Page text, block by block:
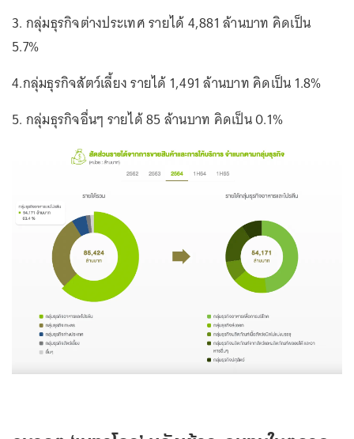
3. กลุ่มธุรกิจต่างประเทศ รายได้ 4,881 ล้านบาท คิดเป็น
5.7%
4.กลุ่มธุรกิจสัตว์เลี้ยง รายได้ 1,491 ล้านบาท คิดเป็น 1.8%
5. กลุ่มธุรกิจอื่นๆ รายได้ 85 ล้านบาท คิดเป็น 0.1%